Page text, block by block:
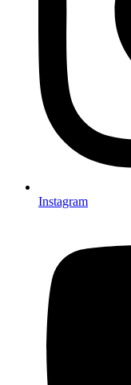
Instagram